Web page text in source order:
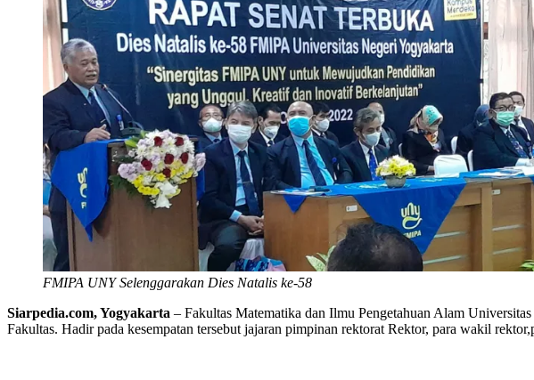
FMIPA UNY Selenggarakan Dies Natalis ke-58
Siarpedia.com, Yogyakarta – Fakultas Matematika dan Ilmu Pengetahuan Alam
Fakultas. Hadir pada kesempatan tersebut jajaran pimpinan rektorat Rektor, para wakil